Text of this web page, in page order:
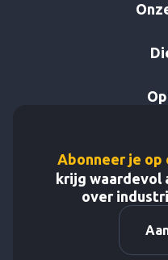
Abonneer je
krijg waardevol
over